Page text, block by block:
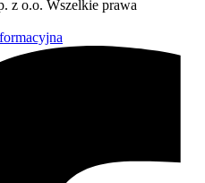
z o.o. Wszelkie prawa